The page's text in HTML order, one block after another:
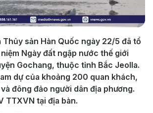
Video
Thủy sản Hàn Quốc ngày 22/5 đã tổ
Ngày đất ngập nước thế giới
Gochang, thuộc tỉnh Bắc Jeolla.
dự của khoảng 200 quan khách,
đông đảo người dân địa phương.
TTXVN tại địa bàn.